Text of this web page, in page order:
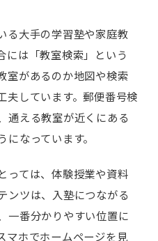
る大手の学習塾や家庭教
には「教室検索」という
室があるのか地図や検索
夫しています。郵便番号検
通える教室が近くにある
なっています。
っては、体験授業や資料
ンツは、入塾につながる
一番分かりやすい位置に
マホでホームページを見